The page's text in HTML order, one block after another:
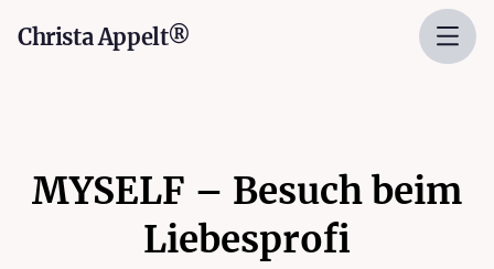
Christa Appelt®
MYSELF – Besuch beim
Liebesprofi